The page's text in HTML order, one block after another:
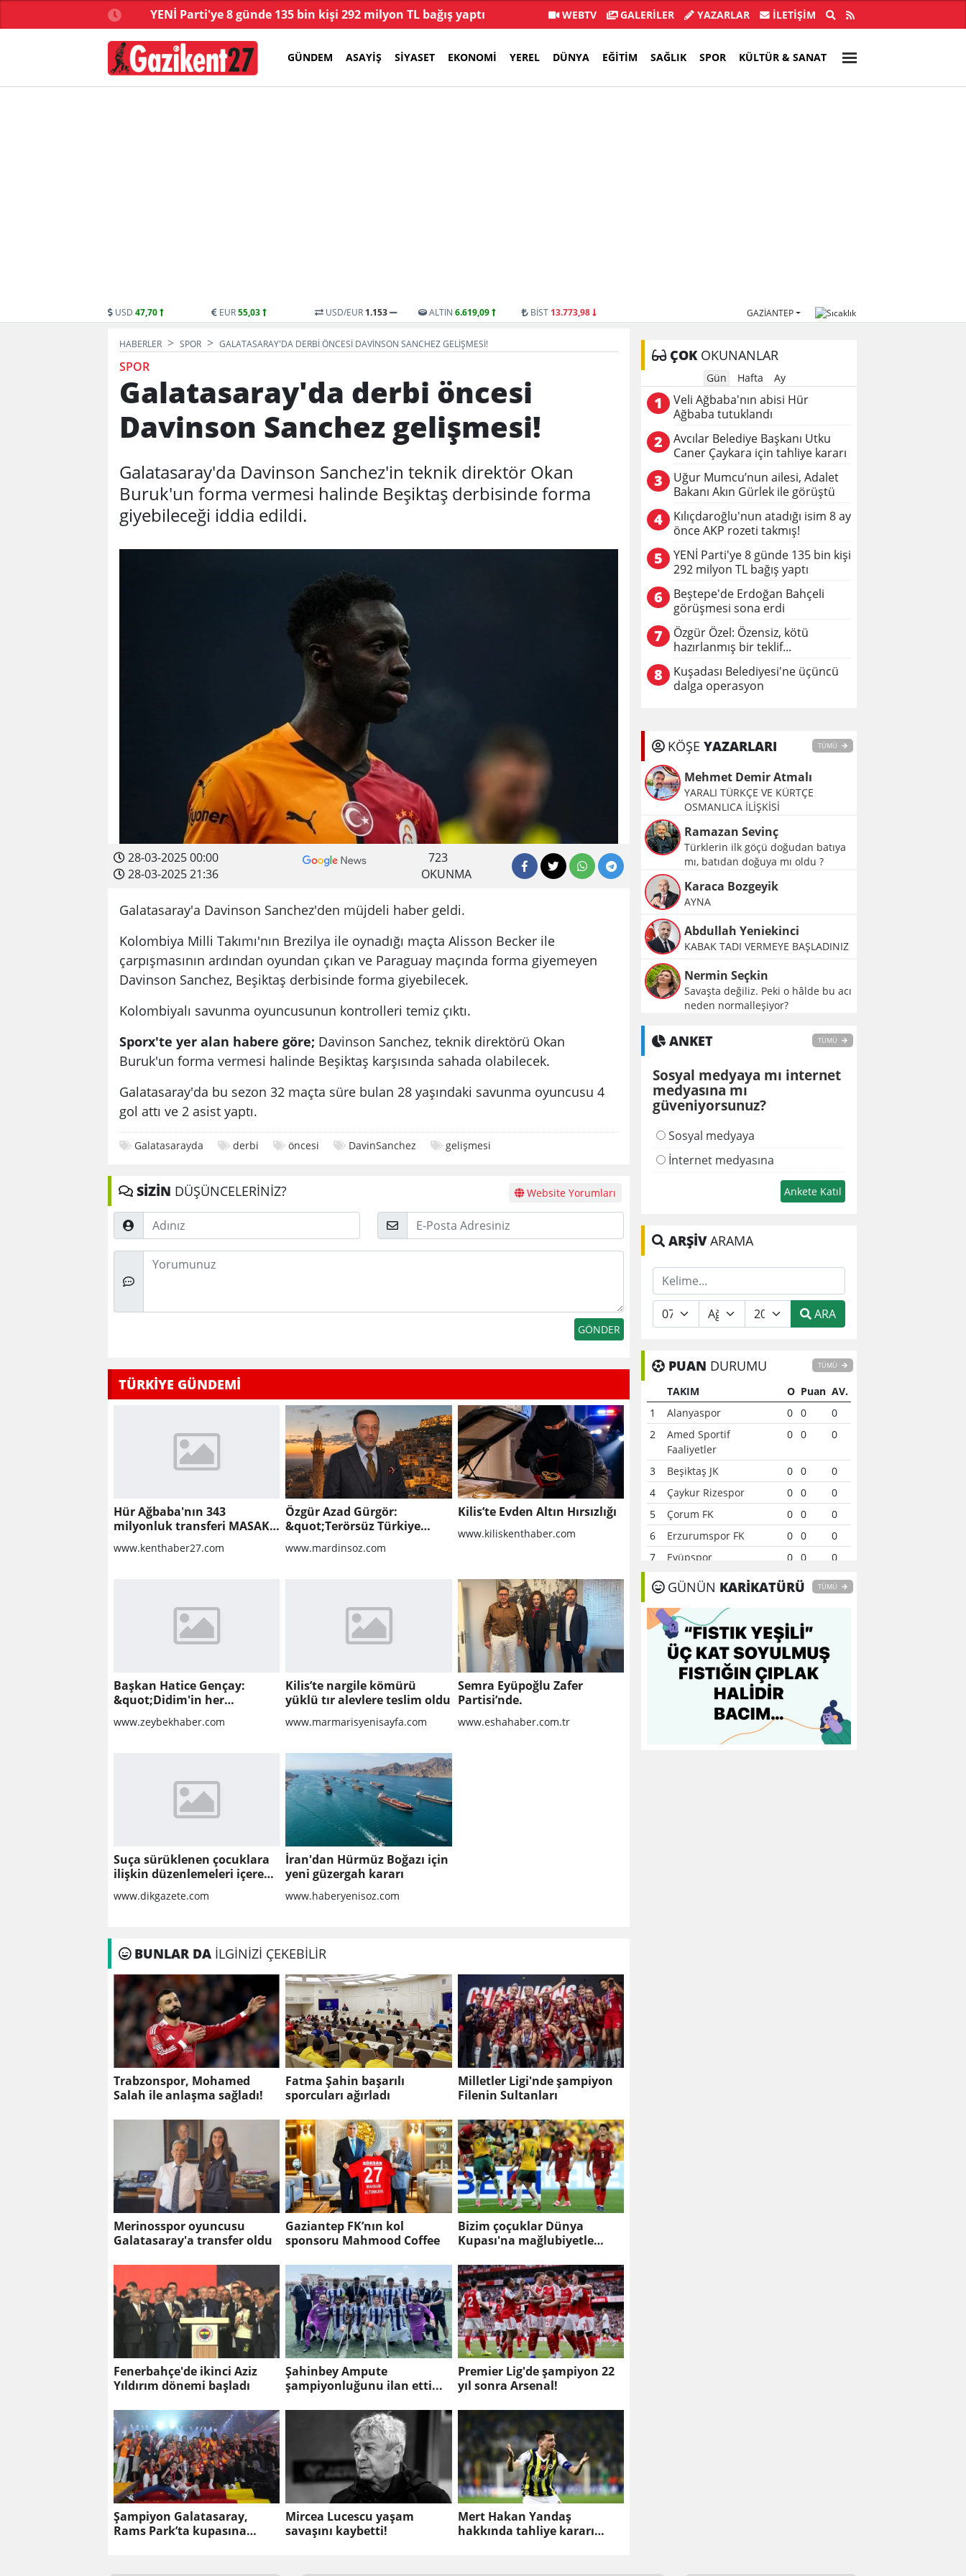
dalga operasyon YENİ Parti'ye 8 günde 135 bin kişi 292 milyon TL bağış yaptı Veli Ağbaba'nın abisi Hür Ağbaba tutuklandı
WEBTV GALERİLER YAZARLAR İLETIŞIM
GÜNDEM ASAYIŞ SIYASET EKONOMI YEREL DÜNYA EĞITIM SAĞLIK SPOR KÜLTÜR & SANAT
USD 47,70 EUR55,03 USD/EUR 1.153 ALTIN 6.619,09 BİST 13.773,98 GAZIANTEP
HABERLER SPOR GALATASARAY'DA DERBI ÖNCESI DAVINSON SANCHEZ GELIŞMESI!
SPOR
Galatasaray'da derbi öncesi
Davinson Sanchez gelişmesi!
Galatasaray'da Davinson Sanchez'in teknik direktör Okan
Buruk'un forma vermesi halinde Beşiktaş derbisinde forma
giyebileceği iddia edildi.
28-03-2025 00:00
28-03-2025 21:36
723
OKUNMA
Galatasaray'a Davinson Sanchez'den müjdeli haber geldi.
Kolombiya Milli Takımı'nın Brezilya ile oynadığı maçta Alisson Becker ile
çarpışmasının ardından oyundan çıkan ve Paraguay maçında forma giyemeyen
Davinson Sanchez, Beşiktaş derbisinde forma giyebilecek.
Kolombiyalı savunma oyuncusunun kontrolleri temiz çıktı.
Sporx'te yer alan habere göre; Davinson Sanchez, teknik direktörü Okan
Buruk'un forma vermesi halinde Beşiktaş karşısında sahada olabilecek.
Galatasaray'da bu sezon 32 maçta süre bulan 28 yaşındaki savunma oyuncusu 4
gol attı ve 2 asist yaptı.
Galatasarayda derbi öncesi DavinSanchez gelişmesi
SİZİN DÜŞÜNCELERİNİZ? Website Yorumları
Adınız
Posta
Düşünceleriniz
TÜRKİYE GÜNDEMİ
Hür Ağbaba'nın 343
milyonluk transferi MASAK
raporunda! Veli Ağbaba'ya
milyonlar gitmiş
www.kenthaber27.com
Özgür Azad Gürgör:
&quot;Terörsüz Türkiye
Protokolü Mardin Turizmi
İçin Yeni Bir Dönemin
www.mardinsoz.com
Kilis’te Evden Altın Hırsızlığı
www.kiliskenthaber.com
Başkan Hatice Gençay:
&quot;Didim'in her
noktasında gece gündüz
sahadayız&quot;
www.zeybekhaber.com
Kilis’te nargile kömürü
yüklü tır alevlere teslim oldu
www.marmarisyenisayfa.com
Semra Eyüpoğlu Zafer
Partisi’nde.
www.eshahaber.com.tr
Suça sürüklenen çocuklara
ilişkin düzenlemeleri içeren
kanun teklifi'nin ilk 2
maddesi kabul edildi
www.dikgazete.com
İran'dan Hürmüz Boğazı için
yeni güzergah kararı
www.haberyenisoz.com
BUNLAR DA İLGİNİZİ ÇEKEBİLİR
Trabzonspor, Mohamed
Salah ile anlaşma sağladı!
Fatma Şahin başarılı
sporcuları ağırladı
Milletler Ligi'nde şampiyon
Filenin Sultanları
Merinosspor oyuncusu
Galatasaray'a transfer oldu
Gaziantep FK’nın kol
sponsoru Mahmood Coffee
Bizim çoçuklar Dünya
Kupası'na mağlubiyetle
Fenerbahçe'de ikinci Aziz
Yıldırım dönemi başladı
Şahinbey Ampute
şampiyonluğunu ilan etti...
Premier Lig'de şampiyon 22
yıl sonra Arsenal!
Şampiyon Galatasaray,
Rams Park’ta kupasına
Mircea Lucescu yaşam
savaşını kaybetti!
Mert Hakan Yandaş
hakkında tahliye kararı
ÇOKOKUNANLAR
Gün Hafta Ay
1
Veli Ağbaba'nın abisi Hür
Ağbaba tutuklandı
2
Avcılar Belediye Başkanı Utku
Caner Çaykara için tahliye kararı
3
Uğur Mumcu’nun ailesi, Adalet
Bakanı Akın Gürlek ile görüştü
4
Kılıçdaroğlu'nun atadığı isim 8 ay
önce AKP rozeti takmış!
5
YENİ Parti'ye 8 günde 135 bin kişi
292 milyon TL bağış yaptı
6
Beştepe'de Erdoğan Bahçeli
görüşmesi sona erdi
7
Özgür Özel: Özensiz, kötü
hazırlanmış bir teklif...
8
Kuşadası Belediyesi'ne üçüncü
dalga operasyon
KÖŞE YAZARLARI TÜMÜ
Mehmet Demir Atmalı
YARALI TÜRKÇE VE KÜRTÇE
OSMANLICA İLİŞKİSİ
Ramazan Sevinç
Türklerin ilk göçü doğudan batıya
mı, batıdan doğuya mı oldu ?
Karaca Bozgeyik
AYNA
Abdullah Yeniekinci
KABAK TADI VERMEYE BAŞLADINIZ
Nermin Seçkin
Savaşta değiliz. Peki o hâlde bu acı
neden normalleşiyor?
ANKET TÜMÜ
Sosyal medyaya mı internet
medyasına mı
güveniyorsunuz?
Sosyal medyaya
İnternet medyasına
ARŞİVARAMA
ARA
PUAN DURUMU TÜMÜ
TAKIM O Puan AV.
1
Alanyaspor 0 0
0
2
Amed Sportif
Faaliyetler
0 0 0
3 Beşiktaş JK 0 0
0
4
Çaykur Rizespor 0 0
0
5
Çorum FK 0 0
0
6
Erzurumspor FK 0 0
0
7
Eyüpspor 0 0
0
8
Fenerbahçe 0
0
10 Gaziantep FK 0 0
Gençlerbirliği 0 0
Göztepe 0 0
Başakşehir FK
Kasımpaşa
0
0
0
GÜNÜN KARİKATÜRÜ TÜMÜ